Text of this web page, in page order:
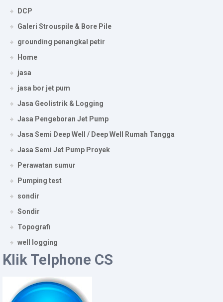
DCP
Galeri Strouspile & Bore Pile
grounding penangkal petir
Home
jasa
jasa bor jet pum
Jasa Geolistrik & Logging
Jasa Pengeboran Jet Pump
Jasa Semi Deep Well / Deep Well Rumah Tangga
Jasa Semi Jet Pump Proyek
Perawatan sumur
Pumping test
sondir
Sondir
Topografi
well logging
Klik Telphone CS